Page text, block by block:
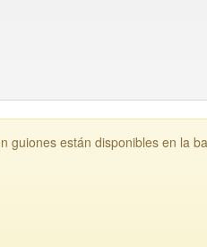
guiones están disponibles en la